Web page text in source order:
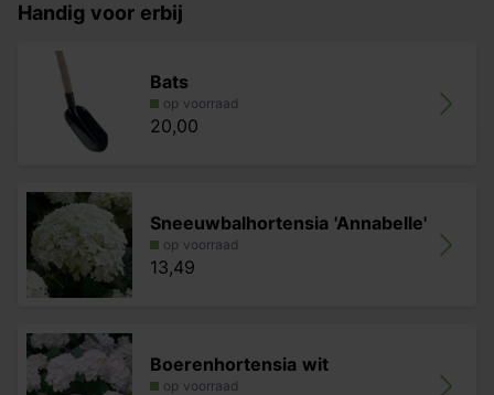
Handig voor erbij
Bats
op voorraad
20,00
Sneeuwbalhortensia 'Annabelle'
op voorraad
13,49
Boerenhortensia wit
op voorraad